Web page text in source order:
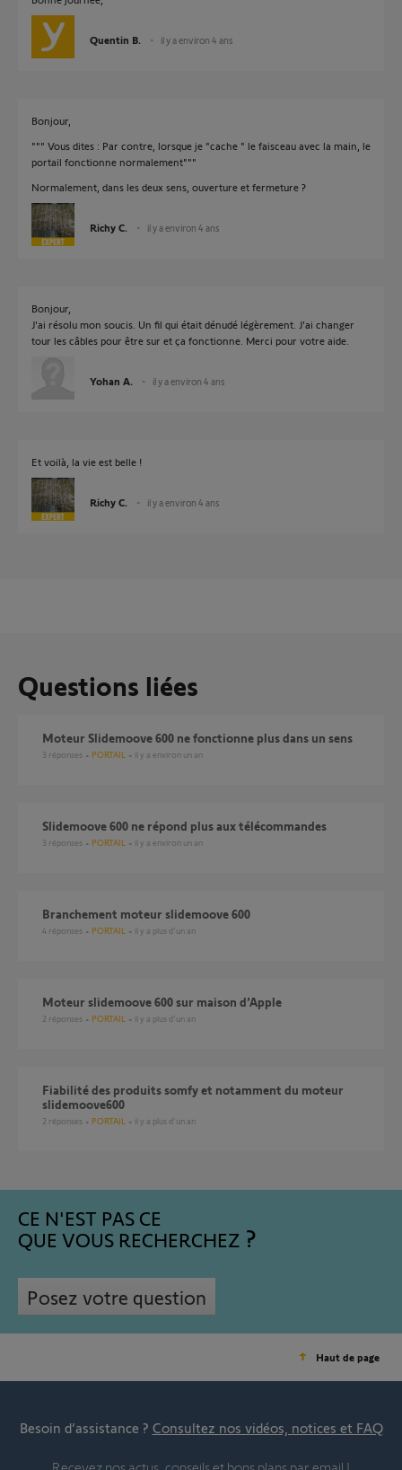
Quentin B. il y a environ 4 ans
Bonjour,
""" Vous dites : Par contre, lorsque je "cache " le faisceau avec la main, le
portail fonctionne normalement"""
Normalement, dans les deux sens, ouverture et fermeture ?
Richy C. il y a environ 4 ans
Bonjour,
J'ai résolu mon soucis. Un fil qui était dénudé légèrement. J'ai changer
tour les câbles pour être sur et ça fonctionne. Merci pour votre aide.
Yohan A. il y a environ 4 ans
Et voilà, la vie est belle !
Richy C. il y a environ 4 ans
Questions liées
Moteur Slidemoove 600 ne fonctionne plus dans un sens
3 réponses PORTAIL il y a environ un an
Slidemoove 600 ne répond plus aux télécommandes
3 réponses PORTAIL il y a environ un an
Branchement moteur slidemoove 600
4 réponses PORTAIL il y a plus d'un an
Moteur slidemoove 600 sur maison d’Apple
2 réponses PORTAIL il y a plus d'un an
Fiabilité des produits somfy et notamment du moteur
slidemoove600
2 réponses PORTAIL il y a plus d'un an
CE N'EST PAS CE
QUE VOUS RECHERCHEZ
Posez votre question
Haut de page
Besoin d’assistance ? Consultez nos vidéos, notices et FAQ